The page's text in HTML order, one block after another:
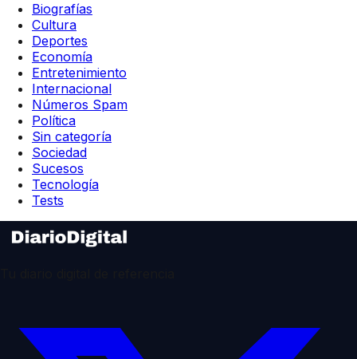
Biografías
Cultura
Deportes
Economía
Entretenimiento
Internacional
Números Spam
Política
Sin categoría
Sociedad
Sucesos
Tecnología
Tests